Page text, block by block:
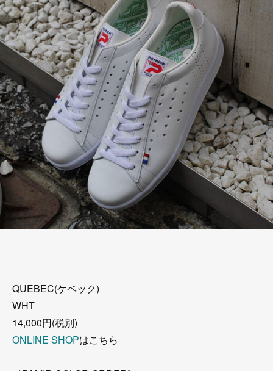
QUEBEC(ケベック)
WHT
14,000円(税別)
ONLINE SHOPはこちら